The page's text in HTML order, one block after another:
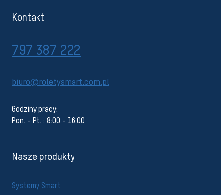
Kontakt
797 387 222
biuro@roletysmart.com.pl
Godziny pracy:
Pon. - Pt. : 8:00 - 16:00
Nasze produkty
Systemy Smart